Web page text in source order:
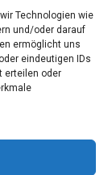
Technologien wie
und/oder darauf
ermöglicht uns
eindeutigen IDs
erteilen oder